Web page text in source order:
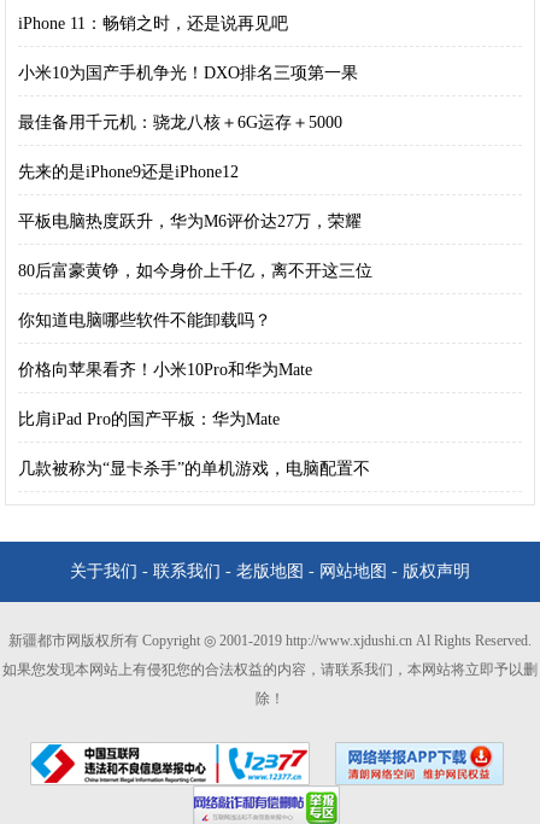
iPhone 11：畅销之时，还是说再见吧
小米10为国产手机争光！DXO排名三项第一果
最佳备用千元机：骁龙八核＋6G运存＋5000
先来的是iPhone9还是iPhone12
平板电脑热度跃升，华为M6评价达27万，荣耀
80后富豪黄铮，如今身价上千亿，离不开这三位
你知道电脑哪些软件不能卸载吗？
价格向苹果看齐！小米10Pro和华为Mate
比肩iPad Pro的国产平板：华为Mate
几款被称为“显卡杀手”的单机游戏，电脑配置不
关于我们 - 联系我们 - 老版地图 - 网站地图 - 版权声明
新疆都市网版权所有 Copyright ◎ 2001-2019 http://www.xjdushi.cn Al Rights Reserved.
如果您发现本网站上有侵犯您的合法权益的内容，请联系我们，本网站将立即予以删
除！